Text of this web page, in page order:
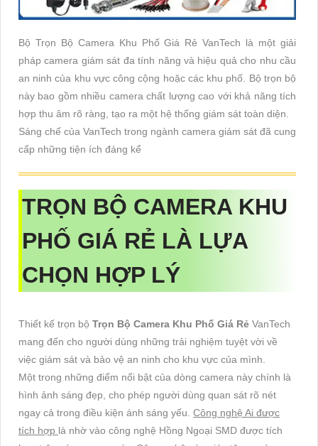
Bộ Trọn Bộ Camera Khu Phố Giá Rẻ VanTech là một giải
pháp camera giám sát đa tính năng và hiệu quả cho nhu cầu
an ninh của khu vực công cộng hoặc các khu phố. Bộ trọn bộ
này bao gồm nhiều camera chất lượng cao với khả năng tích
hợp thu âm rõ ràng, tạo ra một hệ thống giám sát toàn diện.
Sáng chế của VanTech trong ngành camera giám sát đã cung
cấp những tiện ích đáng kể
TRỌN BỘ CAMERA KHU
PHỐ GIÁ RẺ LÀ LỰA
CHỌN HỢP LÝ
Thiết kế trọn bộ Trọn Bộ Camera Khu Phố Giá Rẻ VanTech
mang đến cho người dùng những trải nghiệm tuyệt vời về
việc giám sát và bảo vệ an ninh cho khu vực của mình.
Một trong những điểm nổi bật của dòng camera này chính là
hình ảnh sáng đẹp, cho phép người dùng quan sát rõ nét
ngay cả trong điều kiện ánh sáng yếu. Công nghệ Ai được
tích hợp là nhờ vào công nghệ Hồng Ngoại SMD được tích